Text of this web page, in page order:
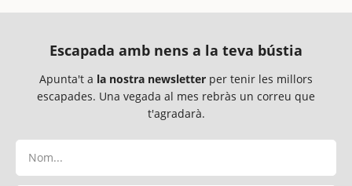
Escapada amb nens a la teva bústia
Apunta't a la nostra newsletter per tenir les millors
escapades. Una vegada al mes rebràs un correu que
t'agradarà.